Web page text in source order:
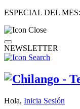
ESPECIAL DEL MES:
NEWSLETTER
Hola, Inicia Sesión